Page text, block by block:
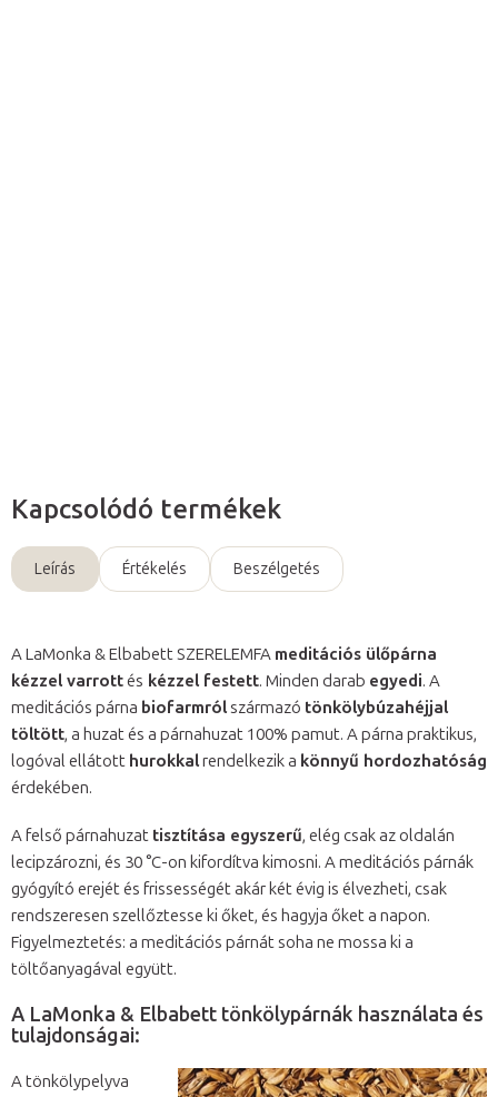
Kapcsolódó termékek
Leírás Értékelés Beszélgetés
A LaMonka & Elbabett SZERELEMFA meditációs ülőpárna
kézzel varrottés kézzel festett. Minden darab egyedi. A
meditációs párna biofarmrólszármazó tönkölybúzahéjjal
töltött, a huzat és a párnahuzat 100% pamut. A párna praktikus,
logóval ellátott hurokkalrendelkezik a könnyű hordozhatóság
érdekében.
A felső párnahuzat tisztítása egyszerű, elég csak az oldalán
lecipzározni, és 30 °C-on kifordítva kimosni. A meditációs párnák
gyógyító erejét és frissességét akár két évig is élvezheti, csak
rendszeresen szellőztesse ki őket, és hagyja őket a napon.
Figyelmeztetés: a meditációs párnát soha ne mossa ki a
töltőanyagával együtt.
A LaMonka & Elbabett tönkölypárnák használata és
tulajdonságai:
A tönkölypelyva